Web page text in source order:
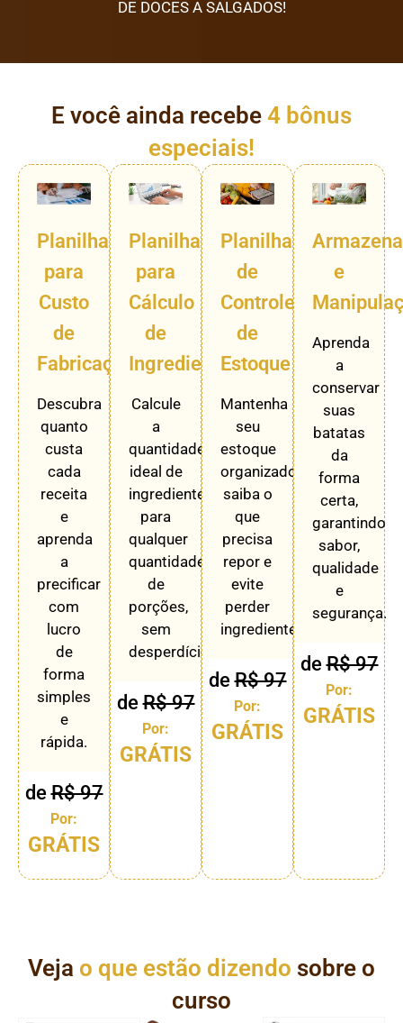
DE DOCES A SALGADOS!
E você ainda recebe 4 bônus
especiais!
Planilha
para
Custo
de
Fabricação
Descubra
quanto
custa
cada
receita
e
aprenda
a
precificar
com
lucro
de
forma
simples
e
rápida.
deR$ 97
Por:
GRÁTIS
Planilha
para
Cálculo
de
Ingredientes
Calcule
a
quantidade
ideal de
ingredientes
para
qualquer
quantidade
de
porções,
sem
desperdício.
deR$ 97
Por:
GRÁTIS
Planilha
de
Controle
de
Estoque
Mantenha
seu
estoque
organizado,
saiba o
que
precisa
repor e
evite
perder
ingredientes.
deR$ 97
Por:
GRÁTIS
e
Aprenda
a
conservar
suas
batatas
da
forma
certa,
garantindo
sabor,
qualidade
e
segurança.
deR$ 97
Por:
GRÁTIS
Veja o que estão dizendo sobre o
curso